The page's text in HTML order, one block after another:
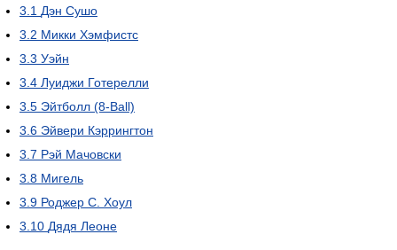
3.1 Дэн Сушо
3.2 Микки Хэмфистс
3.3 Уэйн
3.4 Луиджи Готерелли
3.5 Эйтболл (8-Ball)
3.6 Эйвери Кэррингтон
3.7 Рэй Мачовски
3.8 Мигель
3.9 Роджер С. Хоул
3.10 Дядя Леоне